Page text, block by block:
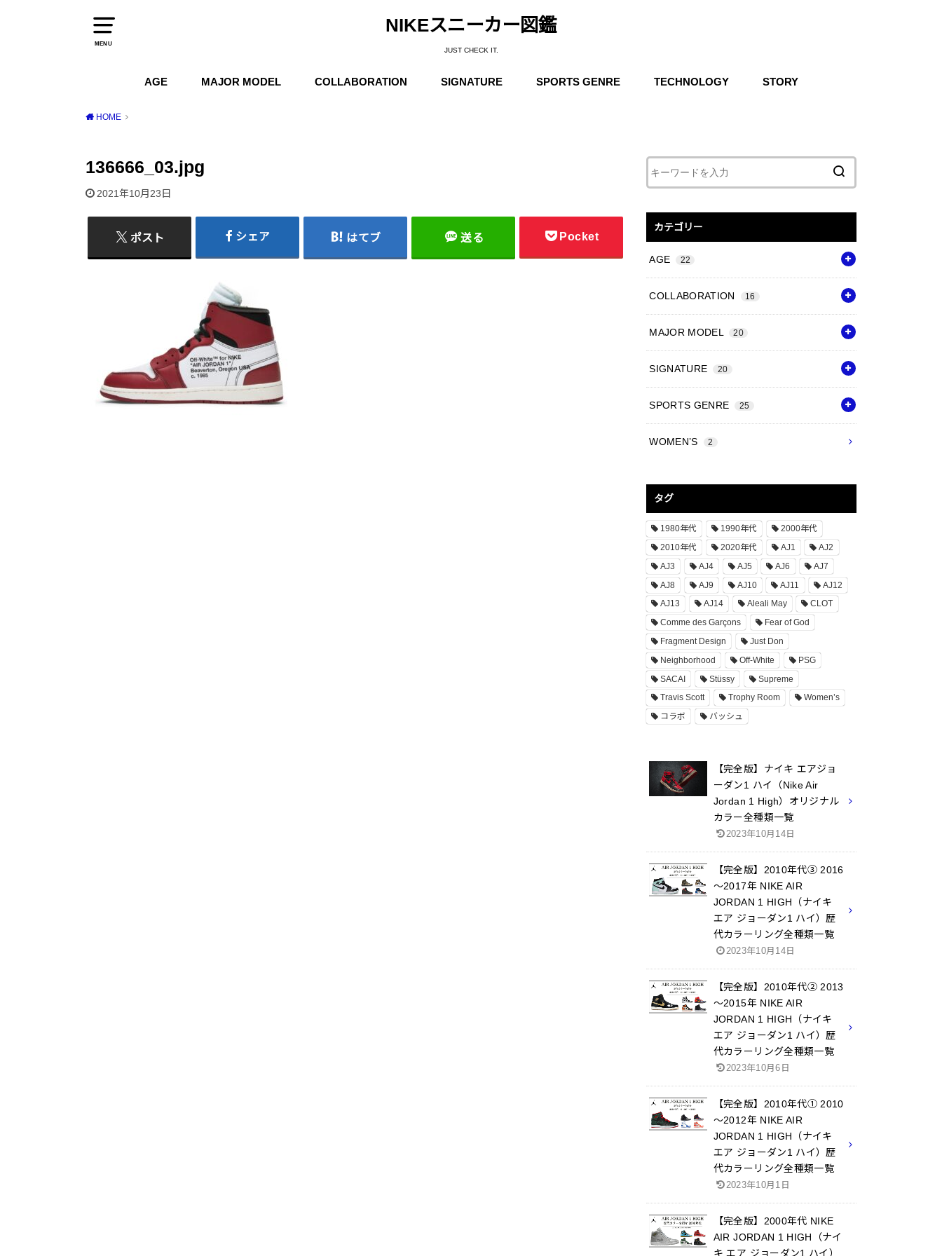
MENU
NIKEスニーカー図鑑
JUST CHECK IT.
AGE MAJOR MODEL COLLABORATION SIGNATURE SPORTS GENRE TECHNOLOGY STORY
HOME
136666_03.jpg
2021年10月23日
ポスト シェア はてブ 送る Pocket
カテゴリー
AGE 22
COLLABORATION 16
MAJOR MODEL 20
SIGNATURE 20
SPORTS GENRE 25
WOMEN’S 2
タグ
1980年代 1990年代
2000年代
2010年代
2020年代 AJ1
AJ2
AJ3
AJ4 AJ5 AJ6
AJ7
AJ8
AJ9 AJ10 AJ11
AJ12
AJ13
AJ14 Aleali May
CLOT
Comme des Garçons
Fear of God
Fragment Design
Just Don
Neighborhood
Off-White
PSG
SACAI
Stüssy
Supreme
Travis Scott
Trophy Room
Women’s
コラボ
バッシュ
【完全版】ナイキ エアジョ
ーダン1 ハイ（Nike Air
Jordan 1 High）オリジナル
カラー全種類一覧
2023年10月14日
【完全版】2010年代③ 2016
～2017年 NIKE AIR
JORDAN 1 HIGH（ナイキ
エア ジョーダン1 ハイ）歴
代カラーリング全種類一覧
2023年10月14日
【完全版】2010年代② 2013
～2015年 NIKE AIR
JORDAN 1 HIGH（ナイキ
エア ジョーダン1 ハイ）歴
代カラーリング全種類一覧
2023年10月6日
【完全版】2010年代① 2010
～2012年 NIKE AIR
JORDAN 1 HIGH（ナイキ
エア ジョーダン1 ハイ）歴
代カラーリング全種類一覧
2023年10月1日
【完全版】2000年代 NIKE
AIR JORDAN 1 HIGH（ナイ
キ エア ジョーダン1 ハイ）